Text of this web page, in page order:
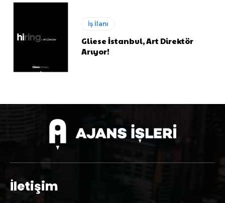
İş İlanı
Gliese İstanbul, Art Direktör
Arıyor!
İletişim